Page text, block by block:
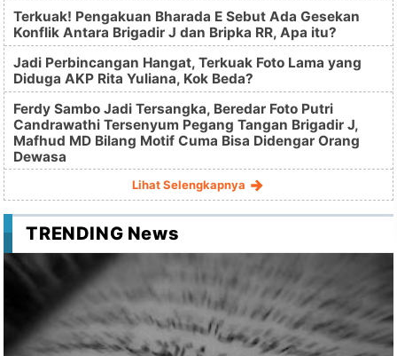
Terkuak! Pengakuan Bharada E Sebut Ada Gesekan
Konflik Antara Brigadir J dan Bripka RR, Apa itu?
Jadi Perbincangan Hangat, Terkuak Foto Lama yang
Diduga AKP Rita Yuliana, Kok Beda?
Ferdy Sambo Jadi Tersangka, Beredar Foto Putri
Candrawathi Tersenyum Pegang Tangan Brigadir J,
Mafhud MD Bilang Motif Cuma Bisa Didengar Orang
Dewasa
Lihat Selengkapnya
TRENDING News